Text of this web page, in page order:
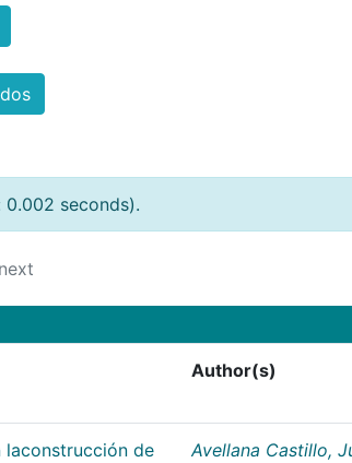
0.002 seconds).
next
Author(s)
laconstrucción de
Avellana Castillo,